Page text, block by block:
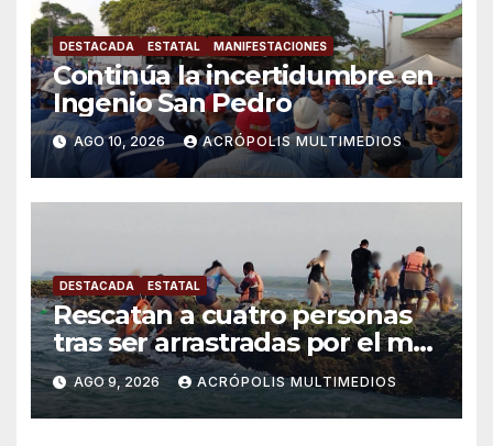
DESTACADA ESTATAL MANIFESTACIONES
Continúa la incertidumbre en
Ingenio San Pedro
AGO 10, 2026 ACRÓPOLIS MULTIMEDIOS
DESTACADA ESTATAL
Rescatan a cuatro personas
tras ser arrastradas por el mar
en Chachalacas
AGO 9, 2026 ACRÓPOLIS MULTIMEDIOS